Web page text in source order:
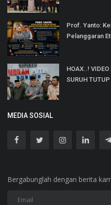
Prof. Yanto:
Pelanggaran
HOAX..! VIDEO
SURUH TUTUP
MEDIA SOSIAL
Bergabunglah dengan berita